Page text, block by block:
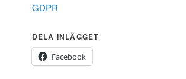
GDPR
DELA INLÄGGET
Facebook